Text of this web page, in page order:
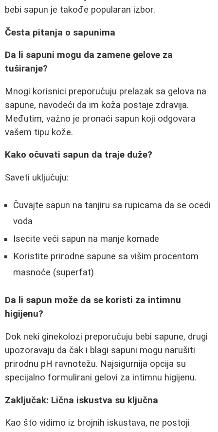
bebi sapun je takođe popularan izbor.
Česta pitanja o sapunima
Da li sapuni mogu da zamene gelove za
tuširanje?
Mnogi korisnici preporučuju prelazak sa gelova na
sapune, navodeći da im koža postaje zdravija.
Međutim, važno je pronaći sapun koji odgovara
vašem tipu kože.
Kako očuvati sapun da traje duže?
Saveti uključuju:
Čuvajte sapun na tanjiru sa rupicama da se ocedi
voda
Isecite veći sapun na manje komade
Koristite prirodne sapune sa višim procentom
masnoće (superfat)
Da li sapun može da se koristi za intimnu
higijenu?
Dok neki ginekolozi preporučuju bebi sapune, drugi
upozoravaju da čak i blagi sapuni mogu narušiti
prirodnu pH ravnotežu. Najsigurnija opcija su
specijalno formulirani gelovi za intimnu higijenu.
Zaključak: Lična iskustva su ključna
Kao što vidimo iz brojnih iskustava, ne postoji